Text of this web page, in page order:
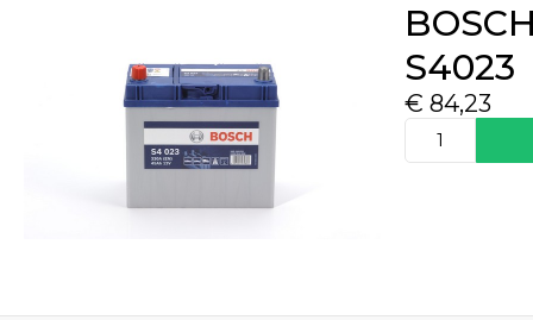
S4023
€ 84,23
produkto
kiekis: